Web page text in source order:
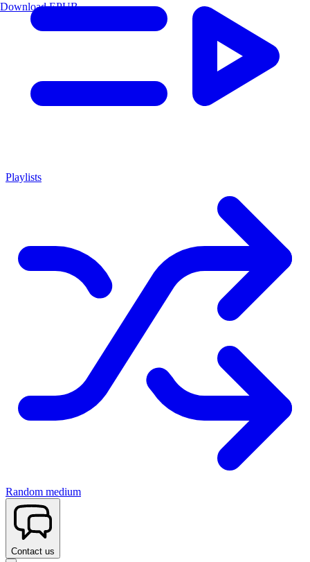
Playlists
Random medium
Contact us
Download EPUB